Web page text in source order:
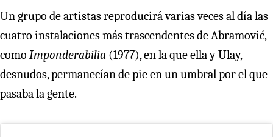
Un grupo de artistas reproducirá varias veces al día las
cuatro instalaciones más trascendentes de Abramović,
como Imponderabilia (1977), en la que ella y Ulay,
desnudos, permanecían de pie en un umbral por el que
pasaba la gente.